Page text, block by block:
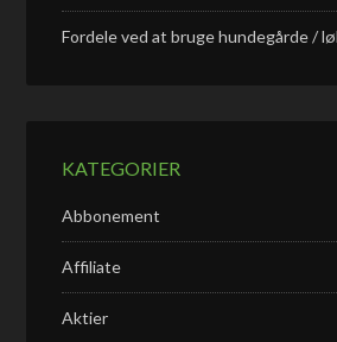
Fordele ved at bruge hundegårde /
KATEGORIER
Abbonement
Affiliate
Aktier